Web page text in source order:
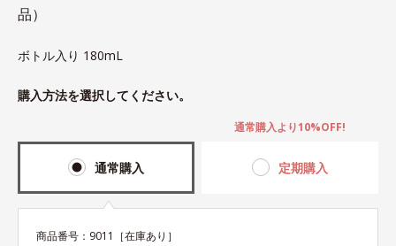
品）
ボトル入り 180mL
購入方法を選択してください。
通常購入 定期購入
通常購入より10%OFF!
商品番号： 9011 ［在庫あり］